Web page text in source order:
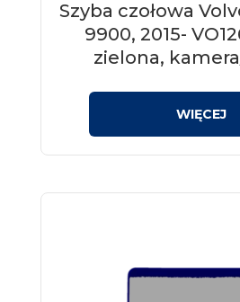
Szyba czołowa
9900, 2015-
zielona,